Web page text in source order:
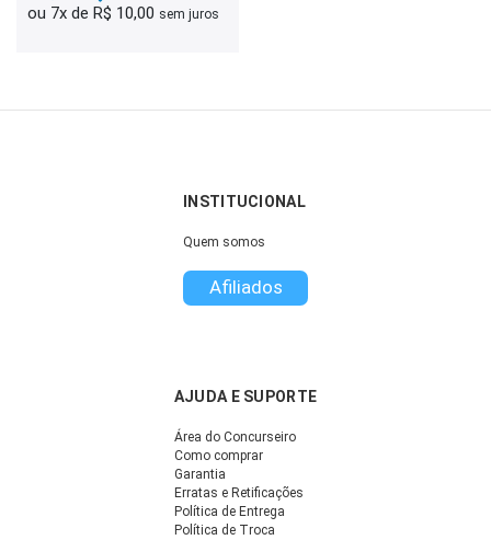
ou 7x de R$ 10,00 sem juros
INSTITUCIONAL
Quem somos
Afiliados
AJUDA E SUPORTE
Área do Concurseiro
Como comprar
Garantia
Erratas e Retificações
Política de Entrega
Política de Troca